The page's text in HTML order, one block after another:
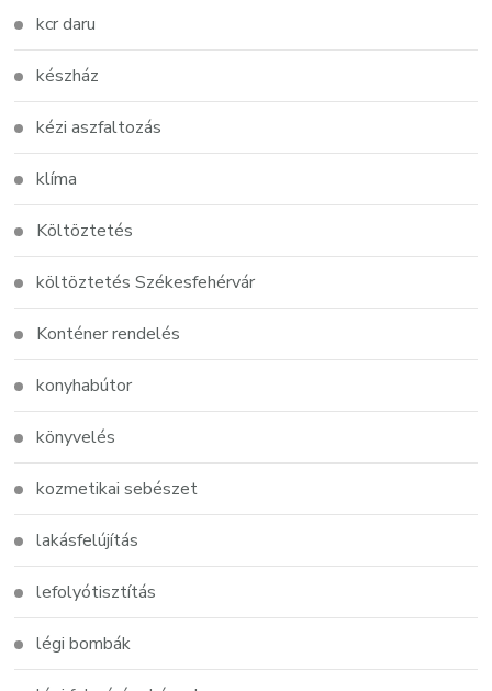
kcr daru
készház
kézi aszfaltozás
klíma
Költöztetés
költöztetés Székesfehérvár
Konténer rendelés
konyhabútor
könyvelés
kozmetikai sebészet
lakásfelújítás
lefolyótisztítás
légi bombák